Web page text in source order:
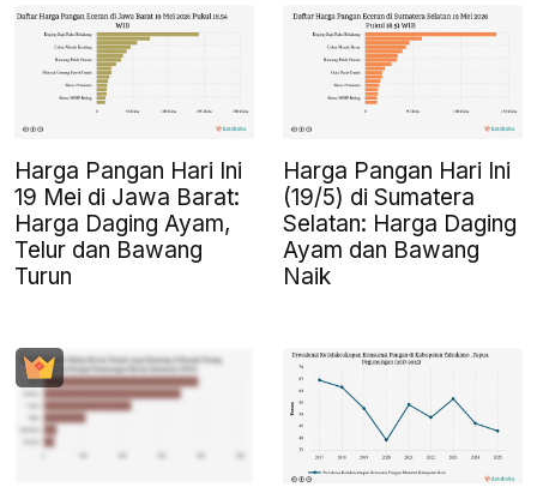
Harga Pangan Hari Ini
19 Mei di Jawa Barat:
Harga Daging Ayam,
Telur dan Bawang
Turun
Harga Pangan Hari Ini
(19/5) di Sumatera
Selatan: Harga Daging
Ayam dan Bawang
Naik